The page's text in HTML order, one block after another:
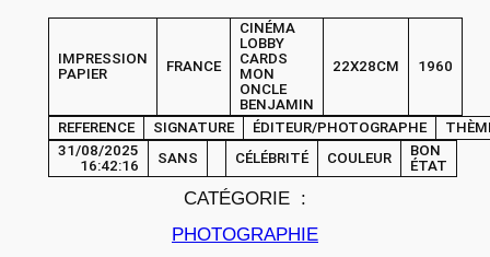
H
C
n
IMPRESSION
PAPIER
FRANCE
CINÉMA
LOBBY
CARDS
MON
ONCLE
BENJAMIN
22X28CM 1960
REFERENCE SIGNATURE ÉDITEUR/PHOTOGRAPHE
31/08/2025
16:42:16
SANS CÉLÉBRITÉ COULEUR
BON
ÉTAT
CATÉGORIE :
PHOTOGRAPHIE